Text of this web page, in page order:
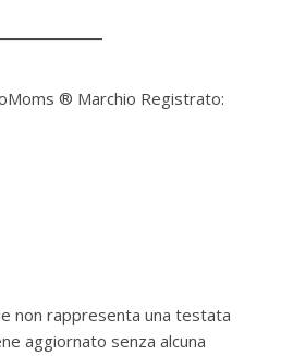
® Marchio Registrato:
non rappresenta una testata
aggiornato senza alcuna